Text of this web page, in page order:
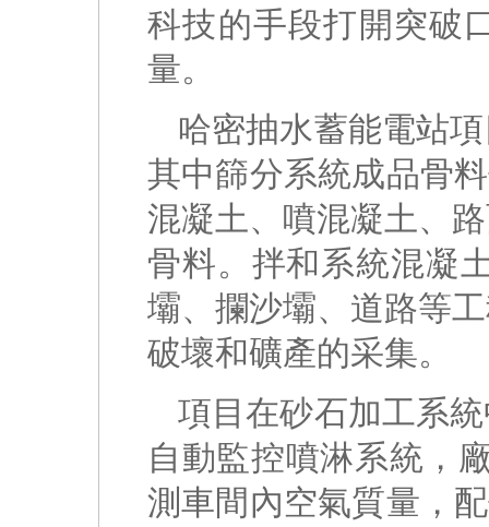
科技的手段打開突破
量。
哈密抽水蓄能電站
其中篩分系統成品骨
混凝土、噴混凝土、
骨料。拌和系統混凝
壩、攔沙壩、道路等
破壞和礦產的采集。
項目在砂石加工系
自動監控噴淋系統，
測車間內空氣質量，